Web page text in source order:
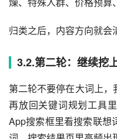
归类之后，内容方向就会
3.2.第二轮：继续挖
第二轮不要停在大词上，
再放回关键词规划工具
App搜索框里看搜索联想